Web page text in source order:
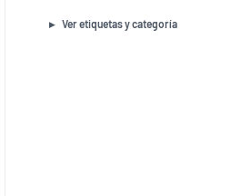
3/4×6"
Ver etiquetas y categoría